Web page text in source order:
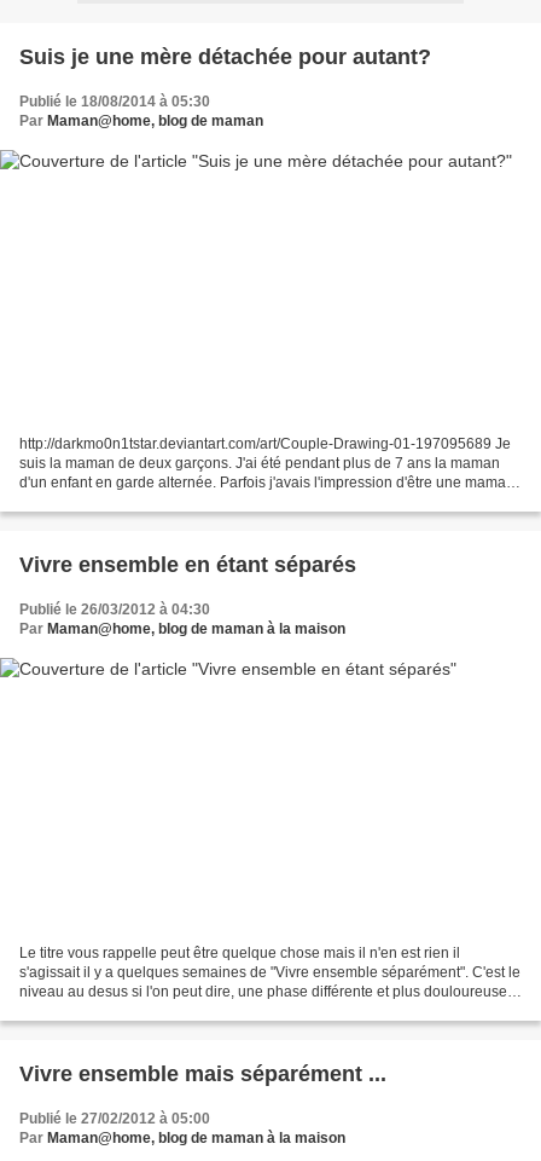
Suis je une mère détachée pour autant?
Publié le 18/08/2014 à 05:30
Par Maman@home, blog de maman
http://darkmo0n1tstar.deviantart.com/art/Couple-Drawing-01-197095689 Je
suis la maman de deux garçons. J'ai été pendant plus de 7 ans la maman
d'un enfant en garde alternée. Parfois j'avais l'impression d'être une maman
Vivre ensemble en étant séparés
Publié le 26/03/2012 à 04:30
Par Maman@home, blog de maman à la maison
Le titre vous rappelle peut être quelque chose mais il n'en est rien il
s'agissait il y a quelques semaines de "Vivre ensemble séparément". C'est le
niveau au desus si l'on peut dire, une phase différente et plus douloureuse
Vivre ensemble mais séparément ...
Publié le 27/02/2012 à 05:00
Par Maman@home, blog de maman à la maison